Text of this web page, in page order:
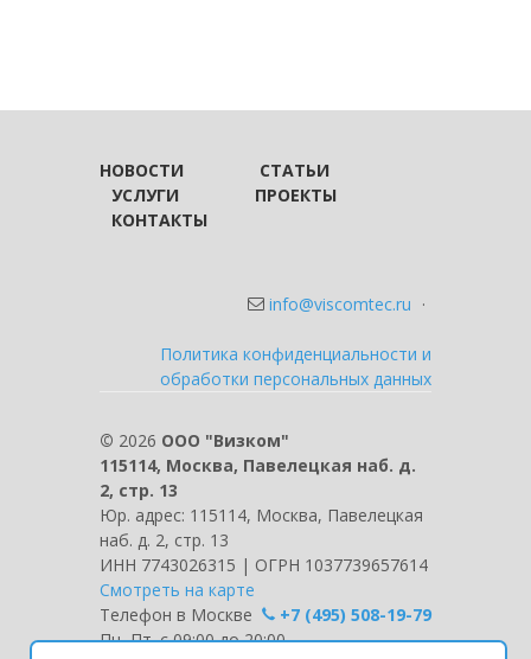
НОВОСТИ
СТАТЬИ
УСЛУГИ
ПРОЕКТЫ
КОНТАКТЫ
info@viscomtec.ru ·
Политика конфиденциальности и
обработки персональных данных
© 2026 ООО "Визком"
115114, Москва, Павелецкая наб. д.
2, стр. 13
Юр. адрес: 115114, Москва, Павелецкая
наб. д. 2, стр. 13
ИНН 7743026315 | ОГРН 1037739657614
Смотреть на карте
Телефон в Москве
+7 (495) 508-19-79
Пн.-Пт. с 09:00 до 20:00